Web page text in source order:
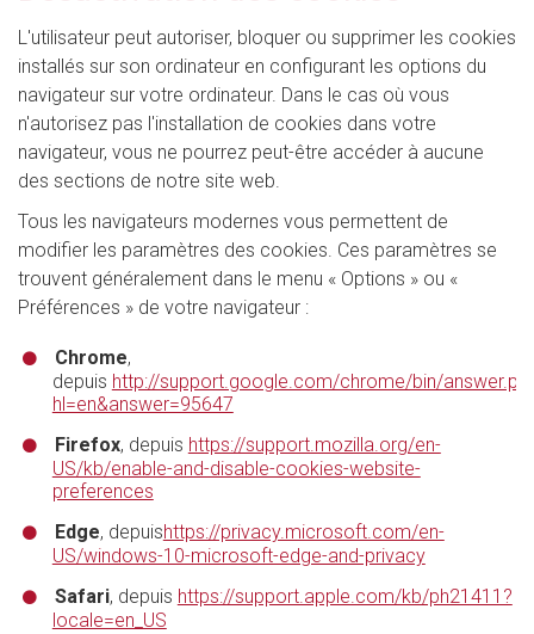
L'utilisateur peut autoriser, bloquer ou supprimer les cookies
installés sur son ordinateur en configurant les options du
navigateur sur votre ordinateur. Dans le cas où vous
n'autorisez pas l'installation de cookies dans votre
navigateur, vous ne pourrez peut-être accéder à aucune
des sections de notre site web.
Tous les navigateurs modernes vous permettent de
modifier les paramètres des cookies. Ces paramètres se
trouvent généralement dans le menu « Options » ou «
Préférences » de votre navigateur :
Chrome,
depuis http://support.google.com/chrome/bin/
hl=en&answer=95647
Firefox, depuis https://support.mozilla.org/en-
US/kb/enable-and-disable-cookies-website-
preferences
Edge, depuishttps://privacy.microsoft.com/en-
US/windows-10-microsoft-edge-and-privacy
Safari, depuis https://support.apple.com/kb/ph21411?
locale=en_US